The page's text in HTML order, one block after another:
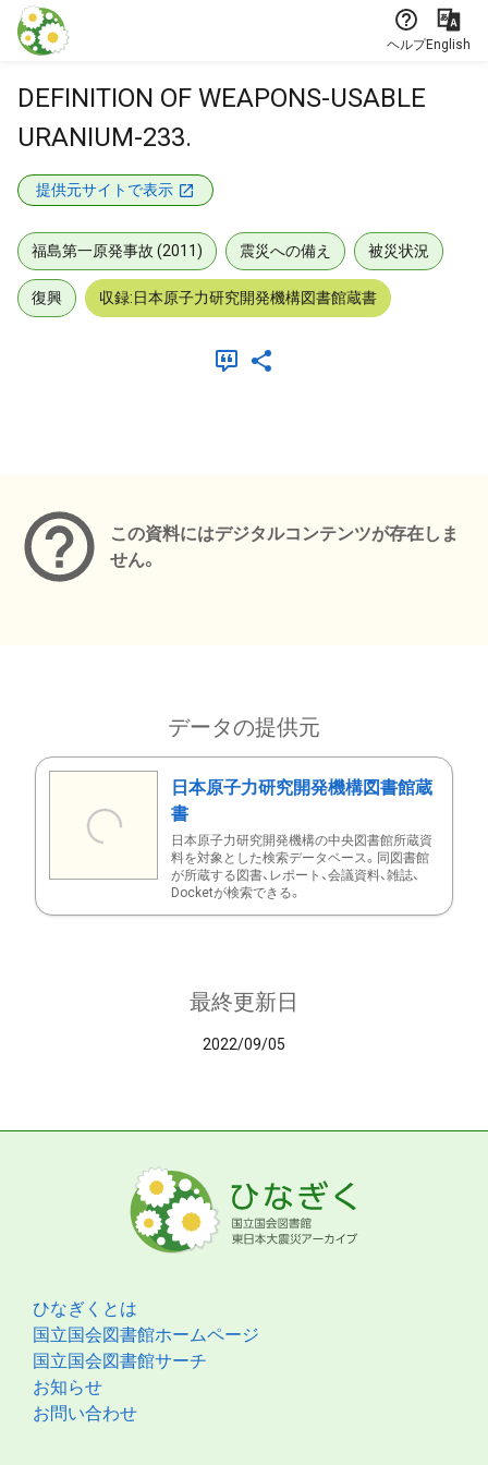
本文に飛ぶ
ヘルプEnglish
DEFINITION OF WEAPONS-USABLE
URANIUM-233.
提供元サイトで表示
福島第一原発事故 (2011) 震災への備え 被災状況
復興 収録:日本原子力研究開発機構図書館蔵書
この資料にはデジタルコンテンツが存在しま
せん。
データの提供元
日本原子力研究開発機構図書館蔵
書
日本原子力研究開発機構の中央図書館所蔵資
料を対象とした検索データベース。同図書館
が所蔵する図書、レポート、会議資料、雑誌、
Docketが検索できる。
最終更新日
2022/09/05
ひなぎくとは
国立国会図書館ホームページ
国立国会図書館サーチ
お知らせ
お問い合わせ